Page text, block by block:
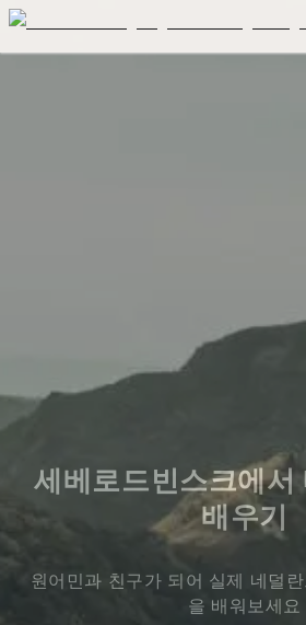
세베로드빈스크에서
배우기
원어민과 친구가 되어 실제 네덜
을 배워보세요